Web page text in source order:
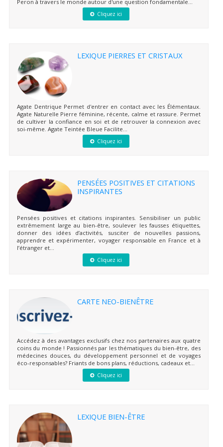
Peron à travers le monde autour d'une question fondamentale...
Cliquez ici
LEXIQUE PIERRES ET CRISTAUX
Agate Dentrique Permet d'entrer en contact avec les Élémentaux.
Agate Naturelle Pierre féminine, récente, calme et rassure. Permet
de cultiver la confiance en soi et de retrouver la connexion avec
soi-même. Agate Teintée Bleue Facilite...
Cliquez ici
PENSÉES POSITIVES ET CITATIONS
INSPIRANTES
Pensées positives et citations inspirantes. Sensibiliser un public
extrêmement large au bien-être, soulever les fausses étiquettes,
donner des idées d’activités, susciter de nouvelles passions,
apprendre et expérimenter, voyager responsable en France et à
l’étranger et...
Cliquez ici
CARTE NEO-BIENÊTRE
Accédez à des avantages exclusifs chez nos partenaires aux quatre
coins du monde ! Passionnés par les thématiques du bien-être, des
médecines douces, du développement personnel et de voyages
éco-responsables? Friants de bons plans, réductions, cadeaux et...
Cliquez ici
LEXIQUE BIEN-ÊTRE